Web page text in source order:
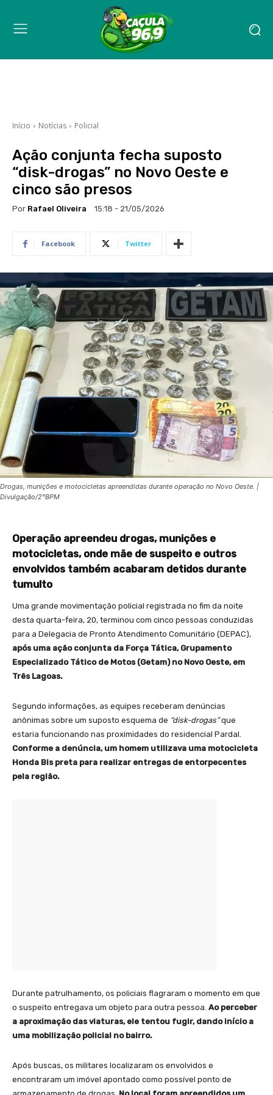
Início Notícias Policial
Ação conjunta fecha suposto
“disk-drogas” no Novo Oeste e
cinco são presos
Por Rafael Oliveira 15:18 - 21/05/2026
Facebook Twitter
Drogas, munições e motocicletas apreendidas durante operação no Novo Oeste. |
Divulgação/2°BPM
Operação apreendeu drogas, munições e
motocicletas, onde mãe de suspeito e outros
envolvidos também acabaram detidos durante
tumulto
Uma grande movimentação policial registrada no fim da noite
desta quarta-feira, 20, terminou com cinco pessoas conduzidas
para a Delegacia de Pronto Atendimento Comunitário (DEPAC),
após uma ação conjunta da Força Tática, Grupamento
Especializado Tático de Motos (Getam) no Novo Oeste, em
Três Lagoas.
Segundo informações, as equipes receberam denúncias
anônimas sobre um suposto esquema de “disk-drogas”que
estaria funcionando nas proximidades do residencial Pardal.
Conforme a denúncia, um homem utilizava uma motocicleta
Honda Bis preta para realizar entregas de entorpecentes
pela região.
Durante patrulhamento, os policiais flagraram o momento em que
o suspeito entregava um objeto para outra pessoa. Ao perceber
a aproximação das viaturas, ele tentou fugir, dando início a
uma mobilização policial no bairro.
Após buscas, os militares localizaram os envolvidos e
encontraram um imóvel apontado como possível ponto de